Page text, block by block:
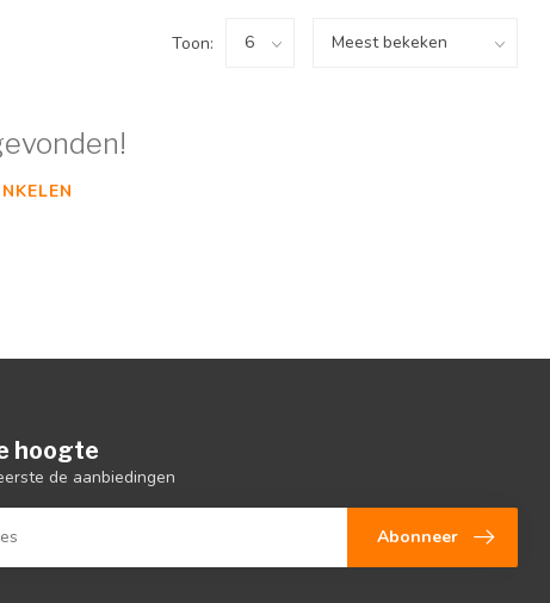
Toon:
hoogte
de aanbiedingen
Abonneer